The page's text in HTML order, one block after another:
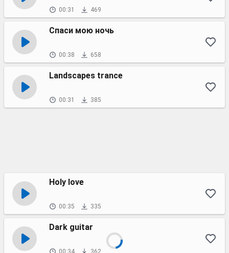
00:31 469
Спаси мою ночь
00:38 658
Landscapes trance
00:31 385
Holy love
00:35 335
Dark guitar
00:34 362